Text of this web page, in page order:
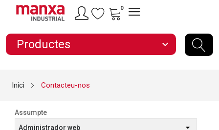
0
Productes expand_more
Inici Contacteu-nos
Assumpte